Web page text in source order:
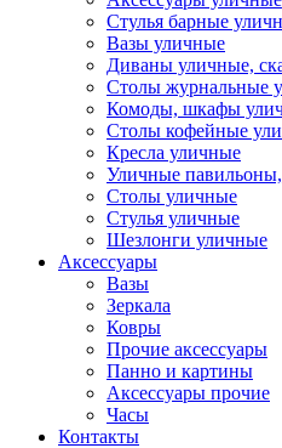
Стулья барные
Вазы уличные
Диваны уличные,
Столы журнальные
Комоды, шкафы
Столы кофейные
Кресла уличные
Уличные
Столы уличные
Стулья уличные
Шезлонги уличные
Аксессуары
Вазы
Зеркала
Ковры
Прочие аксессуары
Панно и картины
Аксессуары прочие
Часы
Контакты